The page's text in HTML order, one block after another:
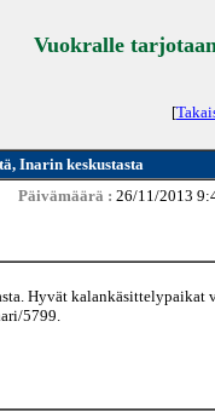
Vuokralle
[
Inarin keskustasta
Päivämäärä : 26/11/2013
Hyvät
5799.